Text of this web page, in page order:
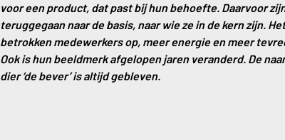
voor een product, dat past bij hun behoefte. Daarvoor
teruggegaan naar de basis, naar wie ze in de kern zijn.
betrokken medewerkers op, meer energie en meer
Ook is hun beeldmerk afgelopen jaren veranderd. De
dier ‘de bever’ is altijd gebleven.